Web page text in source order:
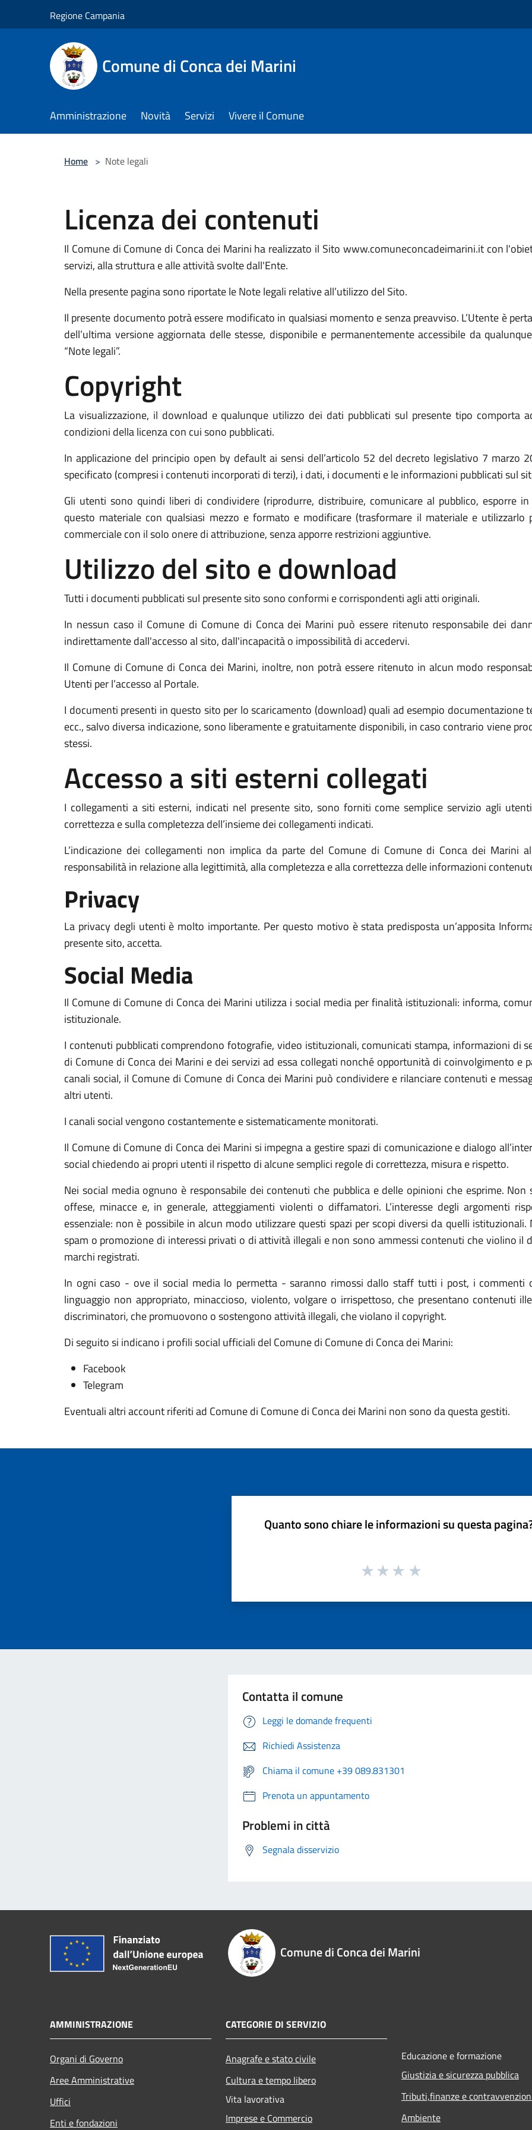
Regione Campania
Comune di Conca dei Marini
Amministrazione Novità Servizi Vivere il Comune
Home > Note legali
Licenza dei contenuti
Il Comune di Comune di Conca dei Marini ha realizzato il Sito www.comuneconcadeimarini.it con
servizi, alla struttura e alle attività svolte dall'Ente.
Nella presente pagina sono riportate le Note legali relative all’utilizzo del Sito.
Il presente documento potrà essere modificato in qualsiasi momento e senza preavviso. L’Utente è
dell’ultima versione aggiornata delle stesse, disponibile e permanentemente accessibile da
“Note legali”.
Copyright
La visualizzazione, il download e qualunque utilizzo dei dati pubblicati sul presente tipo comporta
condizioni della licenza con cui sono pubblicati.
In applicazione del principio open by default ai sensi dell’articolo 52 del decreto legislativo 7 marzo
specificato (compresi i contenuti incorporati di terzi), i dati, i documenti e le informazioni pubblicati sul
Gli utenti sono quindi liberi di condividere (riprodurre, distribuire, comunicare al pubblico, esporre
questo materiale con qualsiasi mezzo e formato e modificare (trasformare il materiale e utilizzarlo
commerciale con il solo onere di attribuzione, senza apporre restrizioni aggiuntive.
Utilizzo del sito e download
Tutti i documenti pubblicati sul presente sito sono conformi e corrispondenti agli atti originali.
In nessun caso il Comune di Comune di Conca dei Marini può essere ritenuto responsabile dei
indirettamente dall'accesso al sito, dall'incapacità o impossibilità di accedervi.
Il Comune di Comune di Conca dei Marini, inoltre, non potrà essere ritenuto in alcun modo
Utenti per l’accesso al Portale.
I documenti presenti in questo sito per lo scaricamento (download) quali ad esempio
ecc., salvo diversa indicazione, sono liberamente e gratuitamente disponibili, in caso contrario viene
stessi.
Accesso a siti esterni collegati
I collegamenti a siti esterni, indicati nel presente sito, sono forniti come semplice servizio agli
correttezza e sulla completezza dell’insieme dei collegamenti indicati.
L’indicazione dei collegamenti non implica da parte del Comune di Comune di Conca dei Marini
responsabilità in relazione alla legittimità, alla completezza e alla correttezza delle informazioni
Privacy
La privacy degli utenti è molto importante. Per questo motivo è stata predisposta un’apposita
presente sito, accetta.
Social Media
Il Comune di Comune di Conca dei Marini utilizza i social media per finalità istituzionali: informa,
istituzionale.
I contenuti pubblicati comprendono fotografie, video istituzionali, comunicati stampa, informazioni di
di Comune di Conca dei Marini e dei servizi ad essa collegati nonché opportunità di coinvolgimento e
canali social, il Comune di Comune di Conca dei Marini può condividere e rilanciare contenuti e
altri utenti.
I canali social vengono costantemente e sistematicamente monitorati.
Il Comune di Comune di Conca dei Marini si impegna a gestire spazi di comunicazione e dialogo
social chiedendo ai propri utenti il rispetto di alcune semplici regole di correttezza, misura e rispetto.
Nei social media ognuno è responsabile dei contenuti che pubblica e delle opinioni che esprime.
offese, minacce e, in generale, atteggiamenti violenti o diffamatori. L’interesse degli argomenti
essenziale: non è possibile in alcun modo utilizzare questi spazi per scopi diversi da quelli
spam o promozione di interessi privati o di attività illegali e non sono ammessi contenuti che violino il
marchi registrati.
In ogni caso - ove il social media lo permetta - saranno rimossi dallo staff tutti i post, i commenti
linguaggio non appropriato, minaccioso, violento, volgare o irrispettoso, che presentano contenuti
discriminatori, che promuovono o sostengono attività illegali, che violano il copyright.
Di seguito si indicano i profili social ufficiali del Comune di Comune di Conca dei Marini:
Facebook
Telegram
Eventuali altri account riferiti ad Comune di Comune di Conca dei Marini non sono da questa gestiti.
Quanto sono chiare le informazioni su questa
Contatta il comune
Leggi le domande frequenti
Richiedi Assistenza
Chiama il comune +39 089.831301
Prenota un appuntamento
Problemi in città
Segnala disservizio
Comune di Conca dei Marini
AMMINISTRAZIONE
Organi di Governo
Aree Amministrative
Uffici
Enti e fondazioni
CATEGORIE DI SERVIZIO
Anagrafe e stato civile
Cultura e tempo libero
Vita lavorativa
Imprese e Commercio
Educazione e formazione
Giustizia e sicurezza pubblica
Tributi,finanze e
Ambiente